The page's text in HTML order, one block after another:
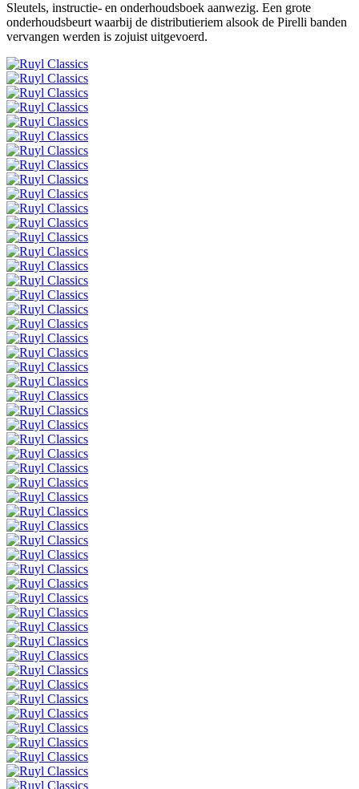
Sleutels, instructie- en onderhoudsboek aanwezig. Een grote
onderhoudsbeurt waarbij de distributieriem alsook de Pirelli banden
vervangen werden is zojuist uitgevoerd.